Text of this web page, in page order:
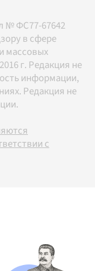
№ ФС77-67642
в сфере
массовых
г. Редакция не
информации,
Редакция не
с